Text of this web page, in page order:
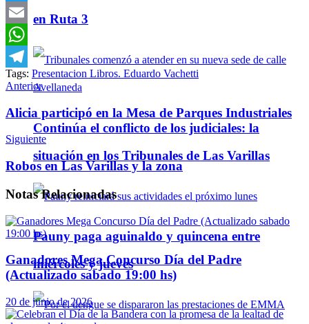
en Ruta 3
Continúa el conflicto de los judiciales: la
situación en los Tribunales de Las Varillas
Pauny paga aguinaldo y quincena entre
miércoles y jueves
Twitter
Email
WhatsApp
Telegram
Tags: Presentacion Libros. Eduardo Vachetti
Anterior
Alicia participó en la Mesa de Parques Industriales
Siguiente
Robos en Las Varillas y la zona
NotasRelacionadas
Ganadores Mega Concurso Día del Padre
(Actualizado sabado 19:00 hs)
20 de junio de 2026